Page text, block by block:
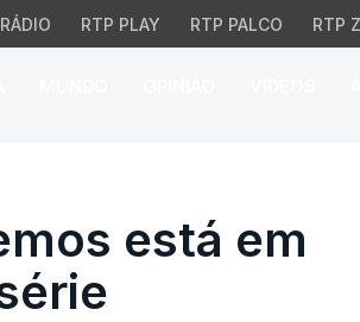
RÁDIO RTP PLAY RTP PALCO RTP
está em
está em